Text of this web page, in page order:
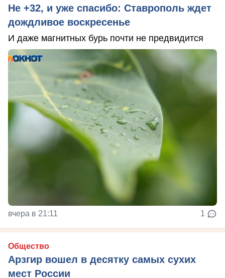
Не +32, и уже спасибо: Ставрополь ждет
дождливое воскресенье
И даже магнитных бурь почти не предвидится
вчера в 21:11 1
Общество
Арзгир вошел в десятку самых сухих
мест России